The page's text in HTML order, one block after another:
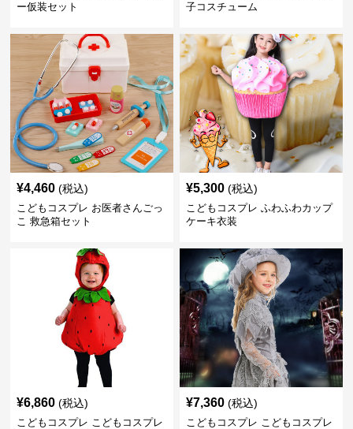
ー仮装セット
子コスチューム
¥4,460 (税込)
こどもコスプレ お医者さんごっ
こ 救急箱セット
¥5,300 (税込)
こどもコスプレ ふわふわカップ
ケーキ衣装
¥6,860 (税込)
こどもコスプレ こどもコスプレ
¥7,360 (税込)
こどもコスプレ こどもコスプレ